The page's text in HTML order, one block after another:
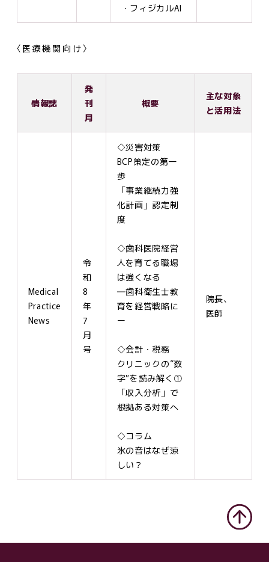
・フィジカルAI
〈医療機関向け〉
情報誌
発
刊
月
概要
主な対象
と活用法
Medical
Practice
News
令
和
8
年
7
月
号
◇災害対策
BCP策定の第一
歩
「事業継続力強
化計画」認定制
度
◇歯科医院経営
人を育てる職場
は強くなる
―歯科衛生士教
育を経営戦略に
ー
◇会計・税務
クリニックの“数
字”を読み解く①
「収入分析」で
根拠ある対策へ
◇コラム
氷の音はなぜ涼
しい？
院長、
医師